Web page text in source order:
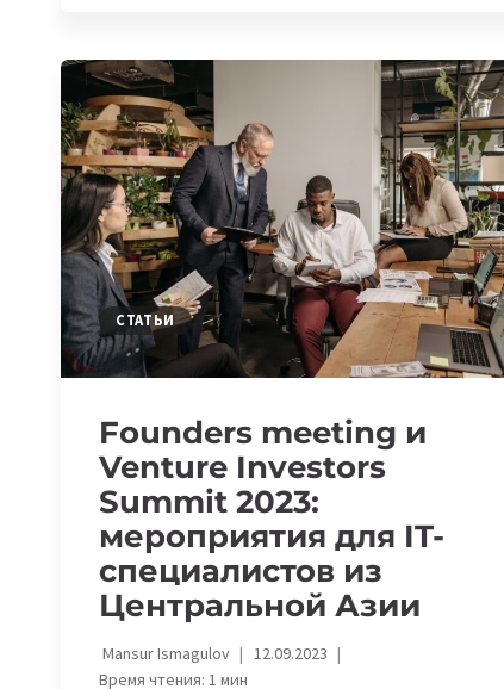
И
КОТОРЫЕ
СОЗДАЮТ
ИГРЫ
КАЗАХСТАНЕ
СТАТЬИ
Founders meeting и
Venture Investors
Summit 2023:
мероприятия для IT-
специалистов из
Центральной Азии
Mansur Ismagulov
12.09.2023
Время чтения: 1 мин